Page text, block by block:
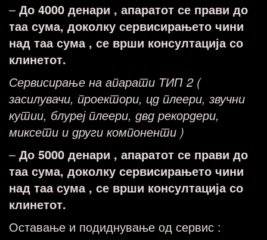
– До 4000 денари , апаратот се прави до
таа сума, доколку сервисирањето чини
над таа сума , се врши консултација со
клинетот.
Сервисирање на апарати ТИП 2 (
засилувачи, проектори, цд плеери, звучни
кутии, блуреј плеери, двд рекордери,
миксети и други компоненти )
– До 5000 денари , апаратот се прави до
таа сума, доколку сервисирањето чини
над таа сума , се врши консултација со
клинетот.
Оставање и подиднување од сервис :